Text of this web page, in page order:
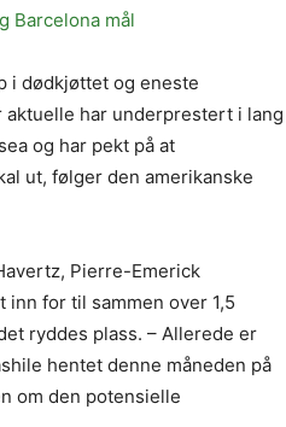
Barcelona mål
i dødkjøttet og eneste
har underprestert i lang
og har pekt på at
ut, følger den amerikanske
Pierre-Emerick
for til sammen over 1,5
ryddes plass. – Allerede er
hentet denne måneden på
om den potensielle